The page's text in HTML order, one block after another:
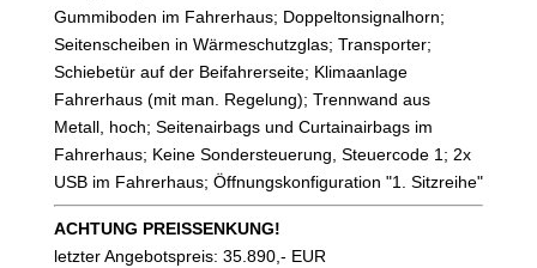
Gummiboden im Fahrerhaus; Doppeltonsignalhorn;
Seitenscheiben in Wärmeschutzglas; Transporter;
Schiebetür auf der Beifahrerseite; Klimaanlage
Fahrerhaus (mit man. Regelung); Trennwand aus
Metall, hoch; Seitenairbags und Curtainairbags im
Fahrerhaus; Keine Sondersteuerung, Steuercode 1; 2x
USB im Fahrerhaus; Öffnungskonfiguration "1. Sitzreihe"
ACHTUNG PREISSENKUNG!
letzter Angebotspreis: 35.890,- EUR